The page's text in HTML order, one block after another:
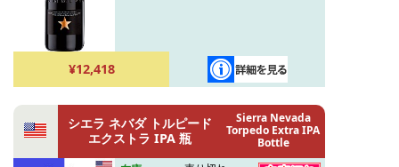
¥12,418
シエラ ネバダ トルピード
エクストラ IPA 瓶
Sierra Nevada
Torpedo Extra IPA
Bottle